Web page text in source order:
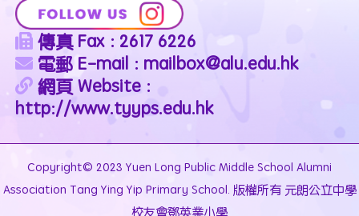
傳真 Fax : 2617 6226
電郵 E-mail : mailbox@alu.edu.hk
網頁 Website :
http://www.tyyps.edu.hk
Copyright© 2023 Yuen Long Public Middle School Alumni
Association Tang Ying Yip Primary School. 版權所有 元朗公立中學
校友會鄧英業小學